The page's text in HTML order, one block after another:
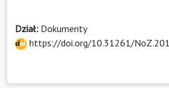
Dział: Dokumenty
https://doi.org/10.31261/